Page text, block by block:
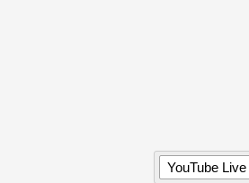
YouTube Live